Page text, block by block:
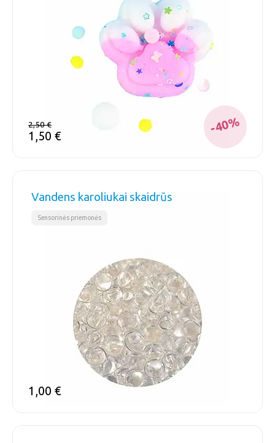
2,50€
1,50 €
-40%
Vandens karoliukai skaidrūs
Sensorinės priemonės
1,00 €